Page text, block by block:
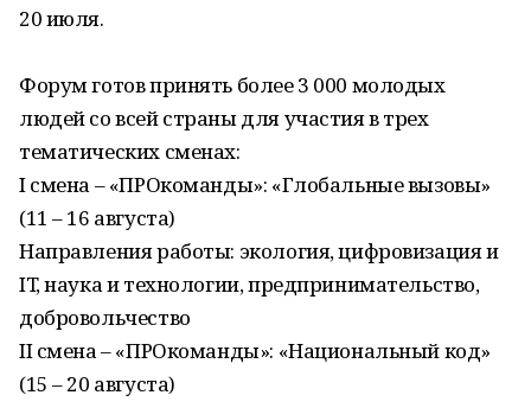
20 июля.
Форум готов принять более 3 000 молодых
людей со всей страны для участия в трех
тематических сменах:
I смена – «ПРОкоманды»: «Глобальные вызовы»
(11 – 16 августа)
Направления работы: экология, цифровизация и
IT, наука и технологии, предпринимательство,
добровольчество
II смена – «ПРОкоманды»: «Национальный код»
(15 – 20 августа)